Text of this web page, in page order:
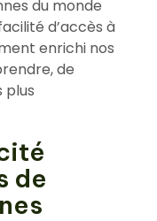
du monde
d’accès à
enrichi nos
de
plus
de